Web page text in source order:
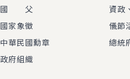
國 父
國家象徵
中華民國勳章
政府組織
資政
儀節
總統